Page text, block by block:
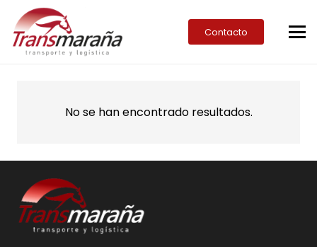
Contacto
No se han encontrado resultados.